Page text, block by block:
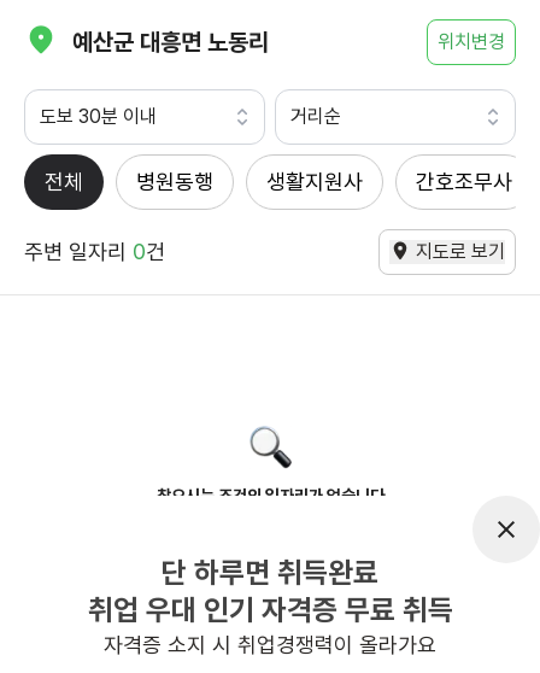
예산군 대흥면 노동리 위치변경
도보 30분 이내 거리순
전체 병원동행 생활지원사 간호조무사
주변 일자리 0건 지도로 보기
찾으시는 조건의 일자리가 없습니다
반경 3KM 이내의 일자리 확인하기
단 하루면 취득완료
취업 우대 인기 자격증 무료 취득
자격증 소지 시 취업경쟁력이 올라가요